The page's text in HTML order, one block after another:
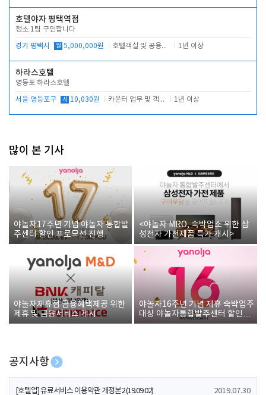
호텔야자 평택역점
청소 1팀 구인합니다
경기 평택시 월 5,000,000원 호텔객실 및 공용시설 청소 관리 1년 이상
하라스호텔
영등포 하라스호텔
서울 영등포구 시 10,030원 카운터 업무 및 객실관리(청소상태 확인, 객실판매) 1년 이상
많이 본 기사
야놀자17주년 기념 야놀자 통합발
주센터 할인 프로모션 진행
<야놀자 MRO, 숙박업소 위한 삼
성전자 가전제품 특가 개시>
야놀자제휴점 금융혜택제공 위한
제휴 및 금융서비스 게시
야놀자16주년 기념 제휴 숙박업주
대상 야놀자통합발주센터 할인쿠
폰 증정
공지사항
[호텔업] 개인정보 처리방침 개정본1 (19.09.02)
[호텔업] 유료서비스 이용약관 개정본2 (19.09.02) 2019.07.30